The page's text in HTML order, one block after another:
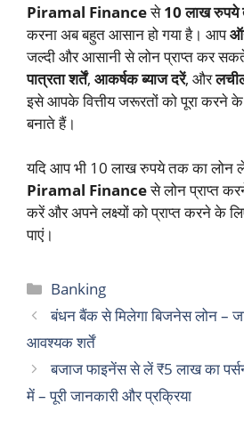
Piramal Financeसे10 लाख रुपये
करना अब बहुत आसान हो गया है। आप
जल्दी और आसानी से लोन प्राप्त कर
पात्रता शर्तें, आकर्षक ब्याज दरें, और
इसे आपके वित्तीय जरूरतों को पूरा करने
बनाते हैं।
यदि आप भी 10 लाख रुपये तक का लोन
Piramal Financeसे लोन प्राप्त
करें और अपने लक्ष्यों को प्राप्त करने के लिए
पाएं।
Categories
Banking
बंधन बैंक से मिलेगा बिजनेस लोन –
आवश्यक शर्तें
बजाज फाइनेंस से लें ₹5 लाख का
में – पूरी जानकारी और प्रक्रिया